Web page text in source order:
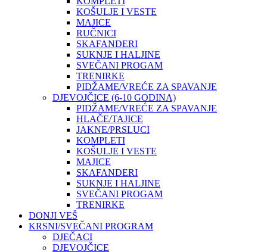
KOŠULJE I VESTE
MAJICE
RUČNICI
SKAFANDERI
SUKNJE I HALJINE
SVEČANI PROGAM
TRENIRKE
PIDŽAME/VREĆE ZA SPAVANJE
DJEVOJČICE (6-10 GODINA)
PIDŽAME/VREĆE ZA SPAVANJE
HLAČE/TAJICE
JAKNE/PRSLUCI
KOMPLETI
KOŠULJE I VESTE
MAJICE
SKAFANDERI
SUKNJE I HALJINE
SVEČANI PROGAM
TRENIRKE
DONJI VEŠ
KRSNI/SVEČANI PROGRAM
DJEČACI
DJEVOJČICE